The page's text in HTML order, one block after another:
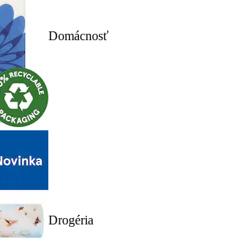
Domácnosť
Drogéria